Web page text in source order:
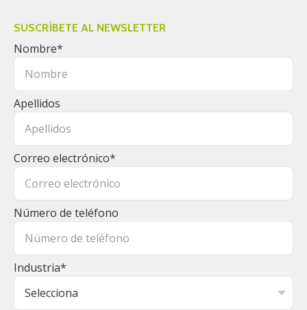
SUSCRÍBETE AL NEWSLETTER
Nombre*
Apellidos
Correo electrónico*
Número de teléfono
Industria*